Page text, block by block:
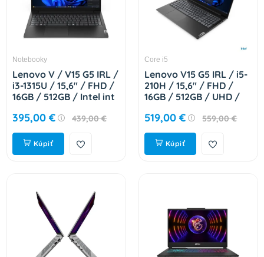
Notebooky
Lenovo V / V15 G5 IRL /
i3-1315U / 15,6" / FHD /
16GB / 512GB / Intel int
83GW00B4CK
395,00 € 439,00 €
Kúpiť
Core i5
Lenovo V15 G5 IRL / i5-
210H / 15,6" / FHD /
16GB / 512GB / UHD /
83GW00BDCK
519,00 € 559,00 €
Kúpiť